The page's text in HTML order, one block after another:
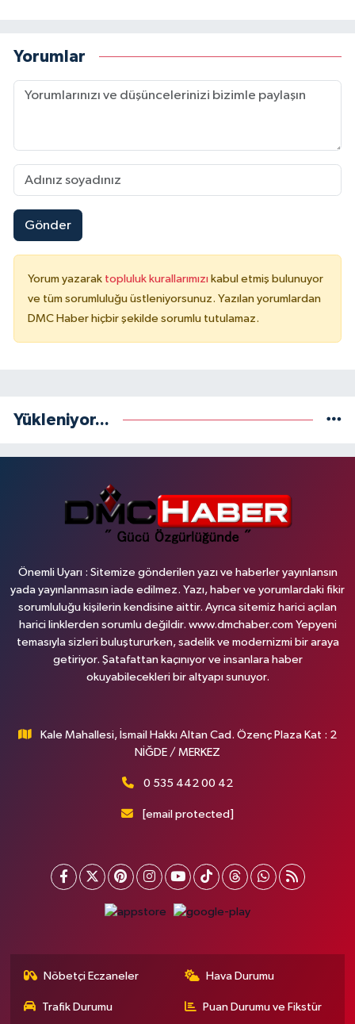
Yorumlar
Gönder
Yorum yazarak topluluk kurallarımızı kabul etmiş bulunuyor
ve tüm sorumluluğu üstleniyorsunuz. Yazılan yorumlardan
DMC Haber hiçbir şekilde sorumlu tutulamaz.
Yükleniyor...
Önemli Uyarı : Sitemize gönderilen yazı ve haberler yayınlansın
yada yayınlanmasın iade edilmez. Yazı, haber ve yorumlardaki fikir
sorumluluğu kişilerin kendisine aittir. Ayrıca sitemiz harici açılan
harici linklerden sorumlu değildir. www.dmchaber.com Yepyeni
temasıyla sizleri buluştururken, sadelik ve modernizmi bir araya
getiriyor. Şatafattan kaçınıyor ve insanlara haber
okuyabilecekleri bir altyapı sunuyor.
Kale Mahallesi, İsmail Hakkı Altan Cad. Özenç Plaza Kat : 2
NİĞDE / MERKEZ
0 535 442 00 42
[email protected]
Nöbetçi Eczaneler Hava Durumu
Trafik Durumu Puan Durumu ve Fikstür